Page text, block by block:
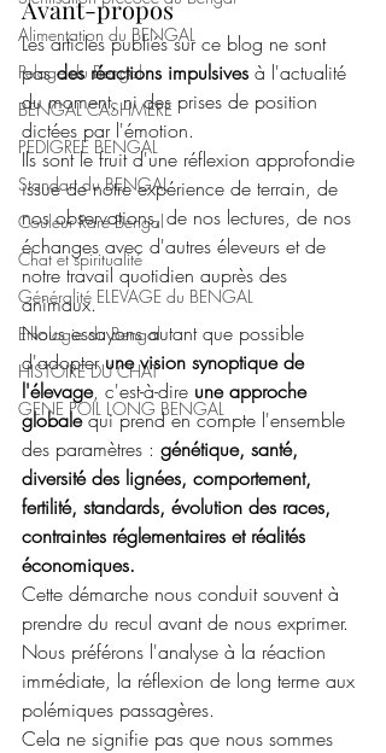
Alimentation du BENGAL
Pelage du Bengal
BENGAL CASHMERE
PEDIGREE BENGAL
Standart du BENGAL
Couleur Rare Bengal
Chat et spiritualité
Généralité ELEVAGE du BENGAL
Ethologie du Bengal
HISTOIRE DU CHAT
GENE POIL LONG BENGAL
Avant-propos
Les articles publiés sur ce blog ne sont
pas des réactions impulsives à l'actualité
du moment, ni des prises de position
dictées par l'émotion.
Ils sont le fruit d'une réflexion approfondie
issue de notre expérience de terrain, de
nos observations, de nos lectures, de nos
échanges avec d'autres éleveurs et de
notre travail quotidien auprès des
animaux.
Nous essayons autant que possible
d'adopter une vision synoptique de
l'élevage, c'est-à-dire une approche
globale qui prend en compte l'ensemble
des paramètres : génétique, santé,
diversité des lignées, comportement,
fertilité, standards, évolution des races,
contraintes réglementaires et réalités
économiques.
Cette démarche nous conduit souvent à
prendre du recul avant de nous exprimer.
Nous préférons l'analyse à la réaction
immédiate, la réflexion de long terme aux
polémiques passagères.
Cela ne signifie pas que nous sommes